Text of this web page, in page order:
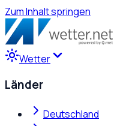
Zum Inhalt springen
Wetter
Länder
Deutschland